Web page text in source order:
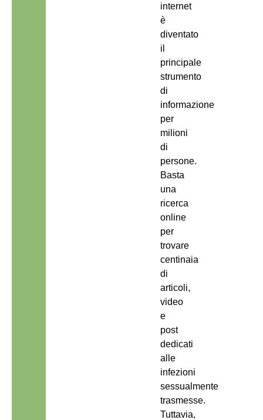
internet
è
diventato
il
principale
strumento
di
informazione
per
milioni
di
persone.
Basta
una
ricerca
online
per
trovare
centinaia
di
articoli,
video
e
post
dedicati
alle
infezioni
sessualmente
trasmesse.
Tuttavia,